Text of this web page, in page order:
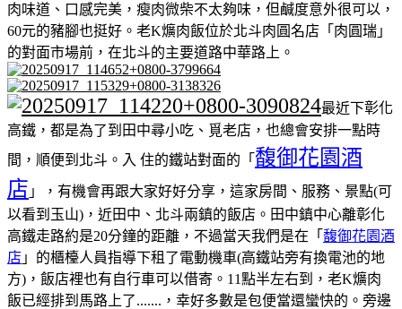
肉味道、口感完美，瘦肉微柴不太夠味，但鹹度意外很可以，
60元的豬腳也挺好。老K爌肉飯位於北斗肉圓名店「肉圓瑞」
的對面市場前，在北斗的主要道路中華路上。
最近下彰化
高鐵，都是為了到田中尋小吃、覓老店，也總會安排一點時
間，順便到北斗。入 住的鐵站對面的「 馥御花園酒
店 」，有機會再跟大家好好分享，這家房間、服務、景點(可
以看到玉山)，近田中、北斗兩鎮的飯店。田中鎮中心離彰化
高鐵走路約是20分鐘的距離，不過當天我們是在「 馥御花園酒
店 」的櫃檯人員指導下租了電動機車(高鐵站旁有換電池的地
方)，飯店裡也有自行車可以借寄。 11點半左右到，老K爌肉
飯已經排到馬路上了.......，幸好多數是包便當還蠻快的。 旁邊